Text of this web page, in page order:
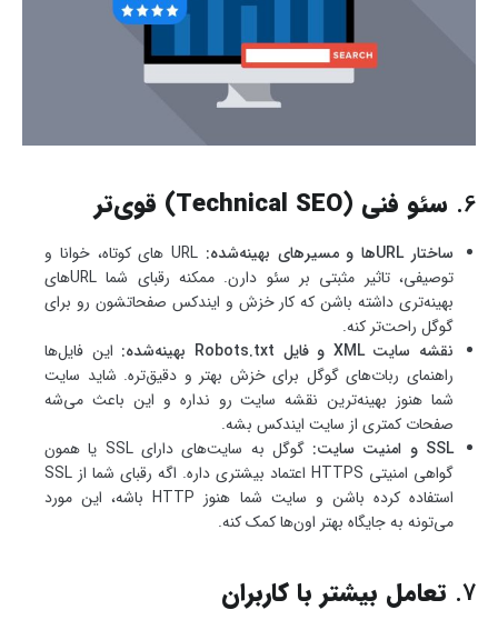
6. سئو فنی (Technical SEO) قوی‌تر
ساختار URL‌ها و مسیرهای بهینه‌شده:
URL های کوتاه، خوانا و
توصیفی، تاثیر مثبتی بر سئو دارن. ممکنه رقبای شما URL‌های
بهینه‌تری داشته باشن که کار خزش و ایندکس صفحاتشون رو برای
گوگل راحت‌تر کنه.
نقشه سایت XML و فایل Robots.txt بهینه‌شده:
این فایل‌ها
راهنمای ربات‌های گوگل برای خزش بهتر و دقیق‌تره. شاید سایت
شما هنوز بهینه‌ترین نقشه سایت رو نداره و این باعث می‌شه
صفحات کمتری از سایت ایندکس بشه.
SSL و امنیت سایت:
گوگل به سایت‌های دارای SSL یا همون
گواهی امنیتی HTTPS اعتماد بیشتری داره. اگه رقبای شما از SSL
استفاده کرده باشن و سایت شما هنوز HTTP باشه، این مورد
می‌تونه به جایگاه بهتر اون‌ها کمک کنه.
7. تعامل بیشتر با کاربران